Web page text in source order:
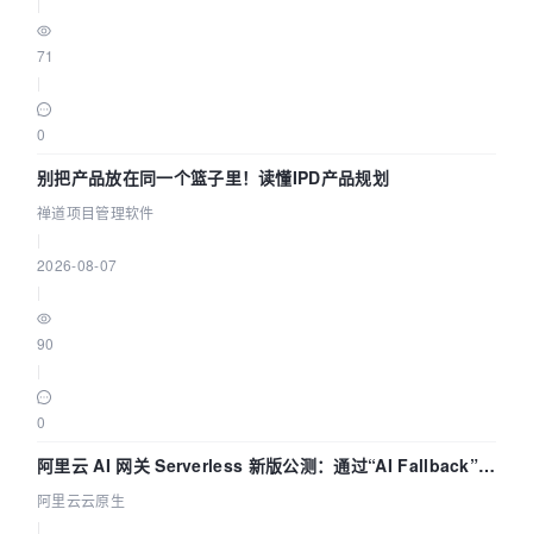
71
0
别把产品放在同一个篮子里！读懂IPD产品规划
禅道项目管理软件
2026-08-07
90
0
阿里云 AI 网关 Serverless 新版公测：通过“AI Fallback”与
拓扑可视化构建 AI 流量治理底座
阿里云云原生